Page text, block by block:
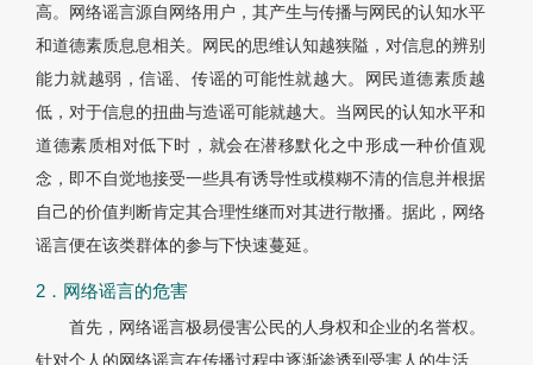
高。网络谣言源自网络用户，其产生与传播与网民的认知水平
和道德素质息息相关。网民的思维认知越狭隘，对信息的辨别
能力就越弱，信谣、传谣的可能性就越大。网民道德素质越
低，对于信息的扭曲与造谣可能就越大。当网民的认知水平和
道德素质相对低下时，就会在潜移默化之中形成一种价值观
念，即不自觉地接受一些具有诱导性或模糊不清的信息并根据
自己的价值判断肯定其合理性继而对其进行散播。据此，网络
谣言便在该类群体的参与下快速蔓延。
2．网络谣言的危害
首先，网络谣言极易侵害公民的人身权和企业的名誉权。
针对个人的网络谣言在传播过程中逐渐渗透到受害人的生活、